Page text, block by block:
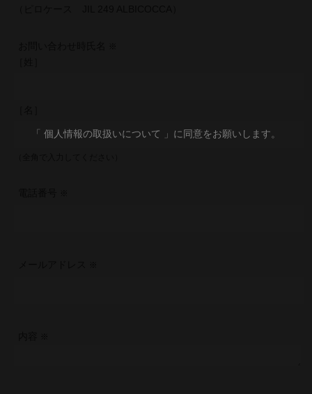
「 個人情報の取扱いについて 」に同意をお願いします。